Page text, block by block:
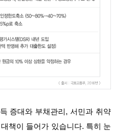
증대와 부채관리, 서민과 취약
책이 들어가 있습니다. 특히 눈